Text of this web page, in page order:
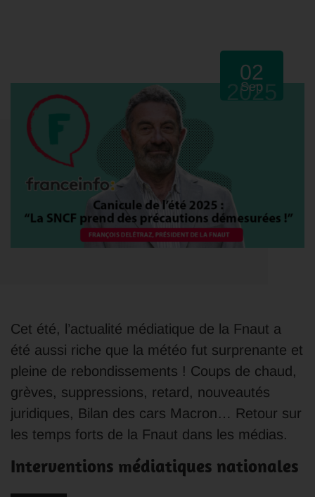
02
Sep
2025
Cet été, l’actualité médiatique de la Fnaut a
été aussi riche que la météo fut surprenante et
pleine de rebondissements ! Coups de chaud,
grèves, suppressions, retard, nouveautés
juridiques, Bilan des cars Macron… Retour sur
les temps forts de la Fnaut dans les médias.
Interventions médiatiques nationales